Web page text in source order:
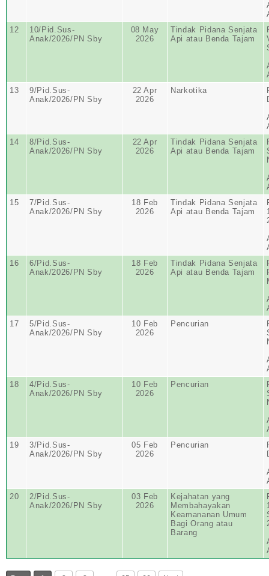
12
10/Pid.Sus-
Anak/2026/PN Sby
08 May
2026
Tindak Pidana Senjata
Api atau Benda Tajam
13
9/Pid.Sus-
Anak/2026/PN Sby
22 Apr
2026
Narkotika
14
8/Pid.Sus-
Anak/2026/PN Sby
22 Apr
2026
Tindak Pidana Senjata
Api atau Benda Tajam
15
7/Pid.Sus-
Anak/2026/PN Sby
18 Feb
2026
Tindak Pidana Senjata
Api atau Benda Tajam
16
6/Pid.Sus-
Anak/2026/PN Sby
18 Feb
2026
Tindak Pidana Senjata
Api atau Benda Tajam
17
5/Pid.Sus-
Anak/2026/PN Sby
10 Feb
2026
Pencurian
18
4/Pid.Sus-
Anak/2026/PN Sby
10 Feb
2026
Pencurian
19
3/Pid.Sus-
Anak/2026/PN Sby
05 Feb
2026
Pencurian
20
2/Pid.Sus-
Anak/2026/PN Sby
03 Feb
2026
Kejahatan yang
Membahayakan
Keamananan Umum
Bagi Orang atau
Barang